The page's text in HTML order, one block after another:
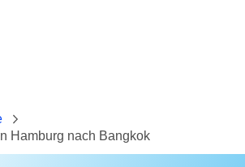
Hamburg nach Bangkok